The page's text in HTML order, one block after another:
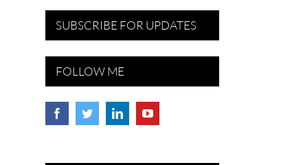
SUBSCRIBE FOR UPDATES
FOLLOW ME